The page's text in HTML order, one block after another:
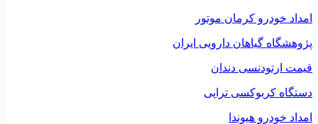
امداد خودرو کرمان موتور
پژوهشگاه گیاهان دارویی ایران
قیمت ارتودنسی دندان
دستگاه کربوکسی تراپی
امداد خودرو هیوندا